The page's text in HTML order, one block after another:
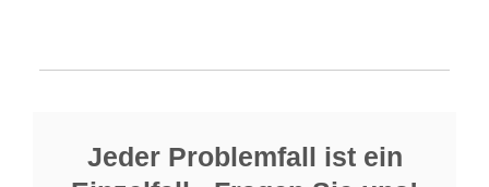
Jeder Problemfall ist ein